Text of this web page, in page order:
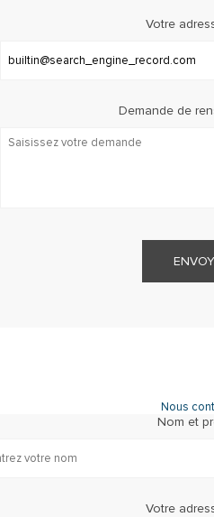
Votre
Demande de
Nous
Nom et
Votre